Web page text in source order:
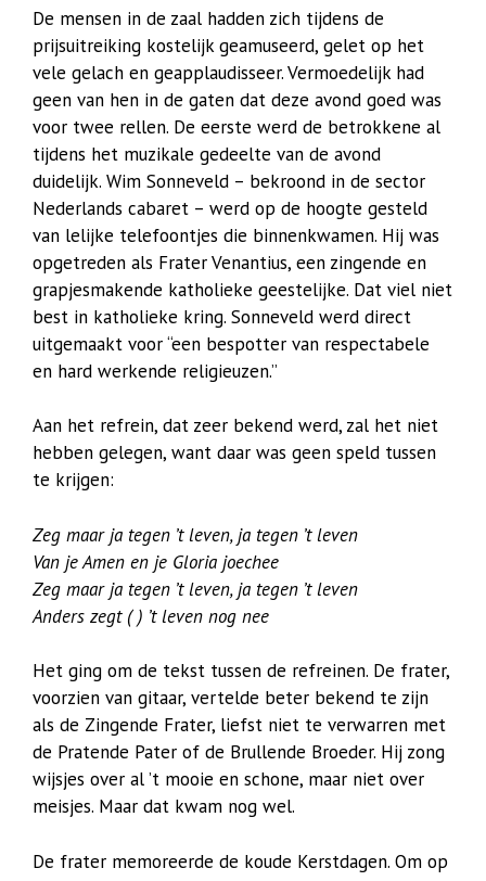
De mensen in de zaal hadden zich tijdens de
prijsuitreiking kostelijk geamuseerd, gelet op het
vele gelach en geapplaudisseer. Vermoedelijk had
geen van hen in de gaten dat deze avond goed was
voor twee rellen. De eerste werd de betrokkene al
tijdens het muzikale gedeelte van de avond
duidelijk. Wim Sonneveld – bekroond in de sector
Nederlands cabaret – werd op de hoogte gesteld
van lelijke telefoontjes die binnenkwamen. Hij was
opgetreden als Frater Venantius, een zingende en
grapjesmakende katholieke geestelijke. Dat viel niet
best in katholieke kring. Sonneveld werd direct
uitgemaakt voor “een bespotter van respectabele
en hard werkende religieuzen.”
Aan het refrein, dat zeer bekend werd, zal het niet
hebben gelegen, want daar was geen speld tussen
te krijgen:
Zeg maar ja tegen ’t leven, ja tegen ’t leven
Van je Amen en je Gloria joechee
Zeg maar ja tegen ’t leven, ja tegen ’t leven
Anders zegt ( ) ’t leven nog nee
Het ging om de tekst tussen de refreinen. De frater,
voorzien van gitaar, vertelde beter bekend te zijn
als de Zingende Frater, liefst niet te verwarren met
de Pratende Pater of de Brullende Broeder. Hij zong
wijsjes over al ’t mooie en schone, maar niet over
meisjes. Maar dat kwam nog wel.
De frater memoreerde de koude Kerstdagen. Om op